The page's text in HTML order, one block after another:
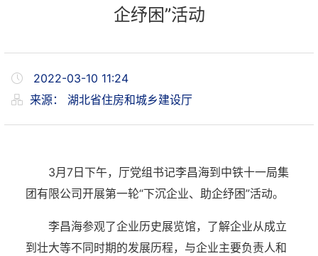
企纾困”活动
2022-03-10 11:24
来源： 湖北省住房和城乡建设厅
3月7日下午，厅党组书记李昌海到中铁十一局集
团有限公司开展第一轮“下沉企业、助企纾困”活动。
李昌海参观了企业历史展览馆，了解企业从成立
到壮大等不同时期的发展历程，与企业主要负责人和